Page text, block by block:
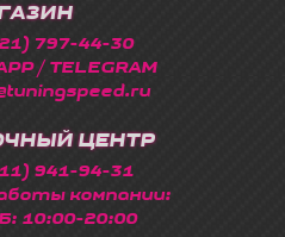
797-44-30
/ TELEGRAM
ЦЕНТР
941-94-31
компании:
10:00-20:00